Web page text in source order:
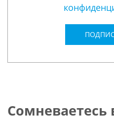
Сомневаетесь